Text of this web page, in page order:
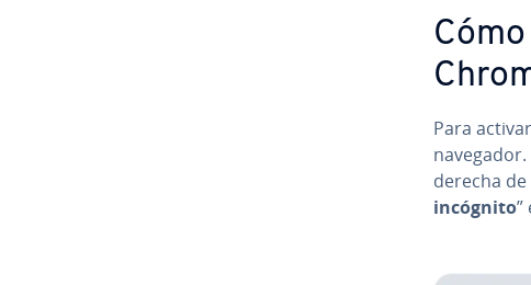
Para
navegador.
derecha
incógnito”